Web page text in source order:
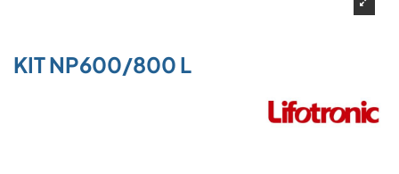
KIT NP600/800 L